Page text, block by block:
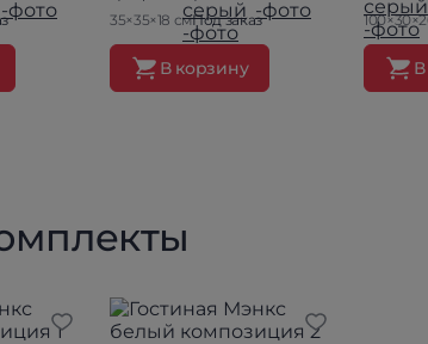
35×35×18 смПод заказ
В корзину